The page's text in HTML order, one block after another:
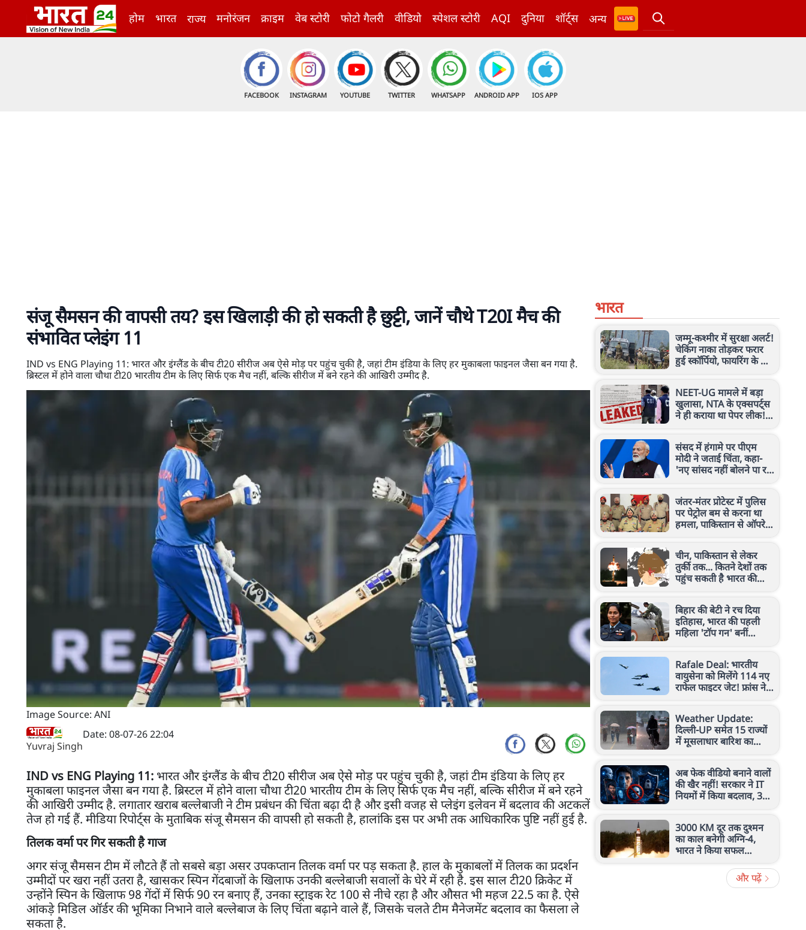
होम भारत राज्य मनोरंजन क्राइम वेब स्टोरी फोटो गैलरी वीडियो स्पेशल स्टोरी AQI दुनिया शॉर्ट्स अन्य
FACEBOOK INSTAGRAM YOUTUBE TWITTER WHATSAPP ANDROID APP IOS APP
संजू सैमसन की वापसी तय? इस खिलाड़ी की हो सकती है छुट्टी, जानें चौथे T20I मैच की
संभावित प्लेइंग 11
IND vs ENG Playing 11: भारत और इंग्लैंड के बीच टी20 सीरीज अब ऐसे मोड़ पर पहुंच चुकी है, जहां टीम इंडिया के लिए हर मुकाबला फाइनल जैसा बन गया है.
ब्रिस्टल में होने वाला चौथा टी20 भारतीय टीम के लिए सिर्फ एक मैच नहीं, बल्कि सीरीज में बने रहने की आखिरी उम्मीद है.
Image Source: ANI
Yuvraj Singh
Date: 08-07-26 22:04
IND vs ENG Playing 11: भारत और इंग्लैंड के बीच टी20 सीरीज अब ऐसे मोड़ पर पहुंच चुकी है, जहां टीम इंडिया के लिए हर
मुकाबला फाइनल जैसा बन गया है. ब्रिस्टल में होने वाला चौथा टी20 भारतीय टीम के लिए सिर्फ एक मैच नहीं, बल्कि सीरीज में बने रहने
की आखिरी उम्मीद है. लगातार खराब बल्लेबाजी ने टीम प्रबंधन की चिंता बढ़ा दी है और इसी वजह से प्लेइंग इलेवन में बदलाव की अटकलें
तेज हो गई हैं. मीडिया रिपोर्ट्स के मुताबिक संजू सैमसन की वापसी हो सकती है, हालांकि इस पर अभी तक आधिकारिक पुष्टि नहीं हुई है.
तिलक वर्मा पर गिर सकती है गाज
अगर संजू सैमसन टीम में लौटते हैं तो सबसे बड़ा असर उपकप्तान तिलक वर्मा पर पड़ सकता है. हाल के मुकाबलों में तिलक का प्रदर्शन
उम्मीदों पर खरा नहीं उतरा है, खासकर स्पिन गेंदबाजों के खिलाफ उनकी बल्लेबाजी सवालों के घेरे में रही है. इस साल टी20 क्रिकेट में
उन्होंने स्पिन के खिलाफ 98 गेंदों में सिर्फ 90 रन बनाए हैं, उनका स्ट्राइक रेट 100 से नीचे रहा है और औसत भी महज 22.5 का है. ऐसे
आंकड़े मिडिल ऑर्डर की भूमिका निभाने वाले बल्लेबाज के लिए चिंता बढ़ाने वाले हैं, जिसके चलते टीम मैनेजमेंट बदलाव का फैसला ले
सकता है.
भारत
जम्मू-कश्मीर में सुरक्षा अलर्ट!
चेकिंग नाका तोड़कर फरार
हुई स्कॉर्पियो, फायरिंग के बाद
NEET-UG मामले में बड़ा
खुलासा, NTA के एक्सपर्ट्स
ने ही कराया था पेपर लीक!
संसद में हंगामे पर पीएम
मोदी ने जताई चिंता, कहा-
'नए सांसद नहीं बोलने पा रहे,
जंतर-मंतर प्रोटेस्ट में पुलिस
पर पेट्रोल बम से करना था
हमला, पाकिस्तान से ऑपरेट
चीन, पाकिस्तान से लेकर
तुर्की तक... कितने देशों तक
पहुंच सकती है भारत की
बिहार की बेटी ने रच दिया
इतिहास, भारत की पहली
महिला 'टॉप गन' बनीं
Rafale Deal: भारतीय
वायुसेना को मिलेंगे 114 नए
राफेल फाइटर जेट! फ्रांस ने
Weather Update:
दिल्ली-UP समेत 15 राज्यों
में मूसलाधार बारिश का
अब फेक वीडियो बनाने वालों
की खैर नहीं! सरकार ने IT
नियमों में किया बदलाव, 3
3000 KM दूर तक दुश्मन
का काल बनेगी अग्नि-4,
भारत ने किया सफल
और पढ़ें